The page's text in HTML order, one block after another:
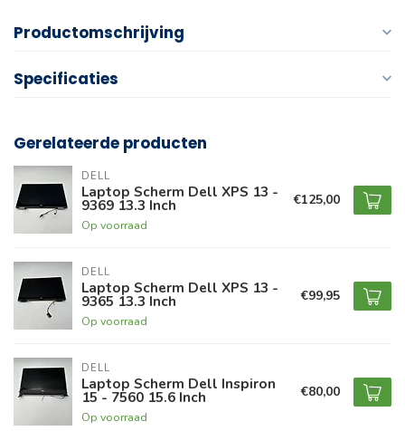
Productomschrijving
Specificaties
Gerelateerde producten
DELL
Laptop Scherm Dell XPS 13 -
9369 13.3 Inch
Op voorraad
€125,00
DELL
Laptop Scherm Dell XPS 13 -
9365 13.3 Inch
Op voorraad
€99,95
DELL
Laptop Scherm Dell Inspiron
15 - 7560 15.6 Inch
Op voorraad
€80,00